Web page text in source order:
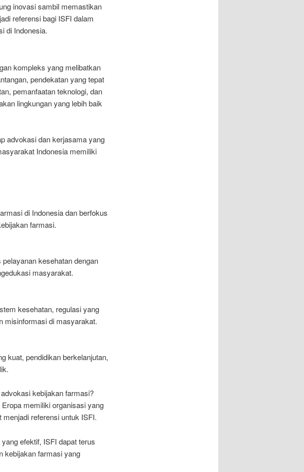
inovasi sambil memastikan
referensi bagi ISFI dalam
di Indonesia.
kompleks yang melibatkan
pendekatan yang tepat
pemanfaatan teknologi, dan
lingkungan yang lebih baik
advokasi dan kerjasama yang
Indonesia memiliki
di Indonesia dan berfokus
farmasi.
kesehatan dengan
masyarakat.
kesehatan, regulasi yang
misinformasi di masyarakat.
kuat, pendidikan berkelanjutan,
kebijakan farmasi?
memiliki organisasi yang
referensi untuk ISFI.
efektif, ISFI dapat terus
kebijakan farmasi yang